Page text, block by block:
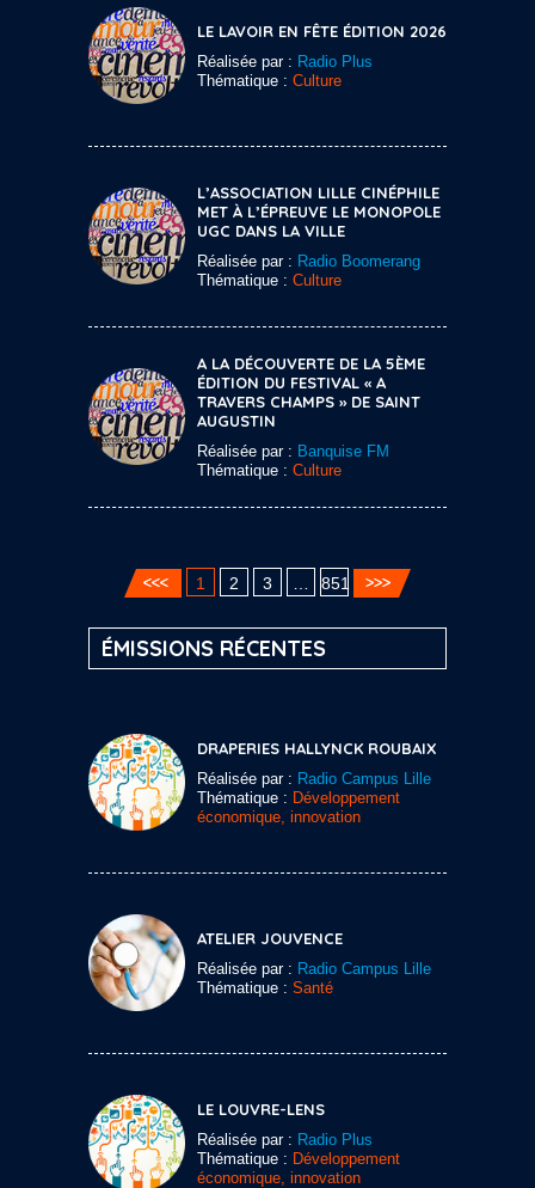
LE LAVOIR EN FÊTE ÉDITION 2026
Réalisée par : Radio Plus
Thématique : Culture
L’ASSOCIATION LILLE CINÉPHILE
MET À L’ÉPREUVE LE MONOPOLE
UGC DANS LA VILLE
Réalisée par : Radio Boomerang
Thématique : Culture
A LA DÉCOUVERTE DE LA 5ÈME
ÉDITION DU FESTIVAL « A
TRAVERS CHAMPS » DE SAINT
AUGUSTIN
Réalisée par : Banquise FM
Thématique : Culture
1 2 3 851
ÉMISSIONS RÉCENTES
DRAPERIES HALLYNCK ROUBAIX
Réalisée par : Radio Campus Lille
Thématique : Développement
économique, innovation
ATELIER JOUVENCE
Réalisée par : Radio Campus Lille
Thématique : Santé
LE LOUVRE-LENS
Réalisée par : Radio Plus
Thématique : Développement
économique, innovation